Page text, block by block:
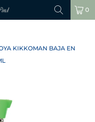
0
KIKKOMAN BAJA EN